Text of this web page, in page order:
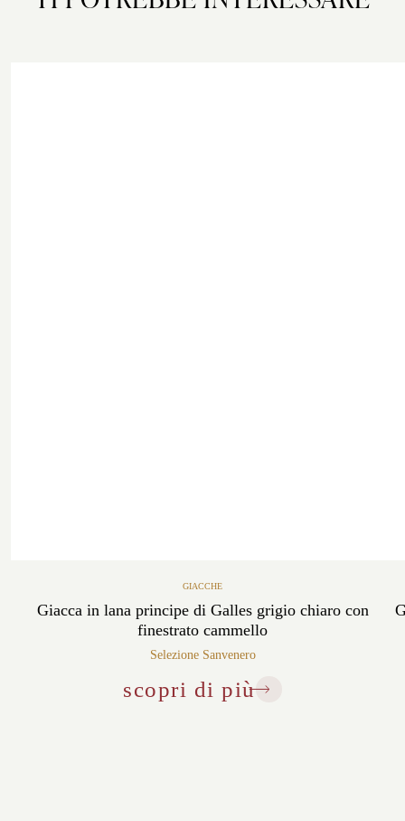
GIACCHE
Giacca in lana principe di Galles grigio chiaro con
finestrato cammello
Selezione Sanvenero
scopri di più